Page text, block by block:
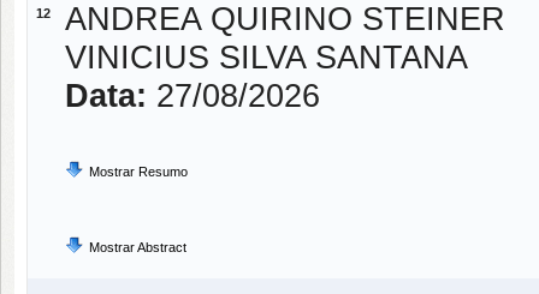
12
ANDREA QUIRINO STEINER
VINICIUS SILVA SANTANA
Data: 27/08/2026
Mostrar Resumo
Mostrar Abstract